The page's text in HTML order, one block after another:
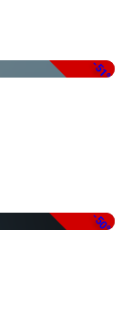
-51%
-50%